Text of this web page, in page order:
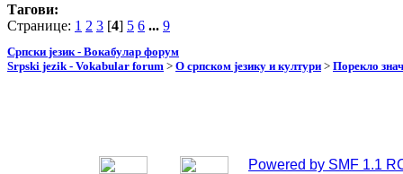
Тагови:
Странице: 1 2 3 [4] 5 6 ... 9
Српски језик - Вокабулар форум
Srpski jezik - Vokabular forum > О српском језику и култури > Порекло
Powered by SMF 1.1